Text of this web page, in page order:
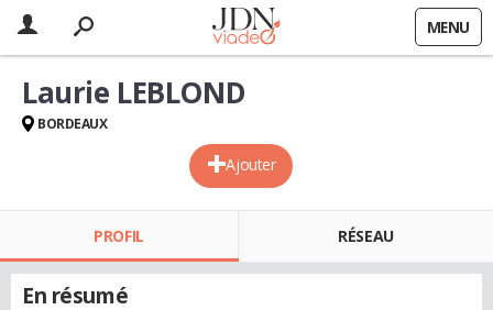
MENU
Ajouter
Laurie LEBLOND
BORDEAUX
PROFIL RÉSEAU
En résumé